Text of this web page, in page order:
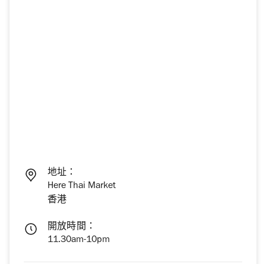
地址：
Here Thai Market
香港
開放時間：
11.30am-10pm